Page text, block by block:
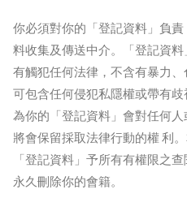
你必須對你的「登記資料」負
料收集及傳送中介。「登記資
有觸犯任何法律，不含有暴力
可包含任何侵犯私隱權或帶有
為你的「登記資料」會對任何
將會保留採取法律行動的權 利
「登記資料」予所有有權限之
永久刪除你的會籍。